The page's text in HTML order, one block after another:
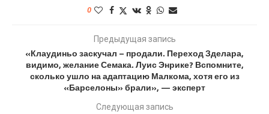
0
Предыдущая запись
«Клаудиньо заскучал – продали. Переход Зделара,
видимо, желание Семака. Луис Энрике? Вспомните,
сколько ушло на адаптацию Малкома, хотя его из
«Барселоны» брали», — эксперт
Следующая запись